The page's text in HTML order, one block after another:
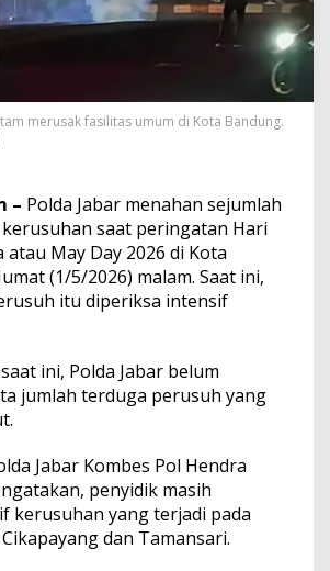
merusak fasilitas umum di Kota Bandung.
– Polda Jabar menahan sejumlah
saat peringatan Hari
May Day 2026 di Kota
(1/5/2026) malam. Saat ini,
itu diperiksa intensif
ini, Polda Jabar belum
jumlah terduga perusuh yang
Jabar Kombes Pol Hendra
penyidik masih
kerusuhan yang terjadi pada
dan Tamansari.